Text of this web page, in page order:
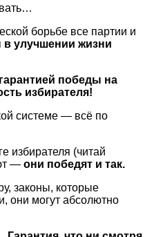
борьбе все партии и
в улучшении жизни
победы на
избирателя!
системе — всё по
избирателя (читай
— они победят и так.
законы, которые
они могут абсолютно